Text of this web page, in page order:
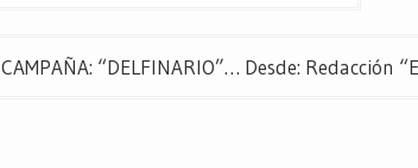
CAMPAÑA: “DELFINARIO”… Desde: Redacción